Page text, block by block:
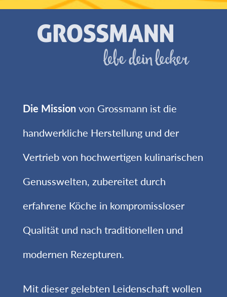
Die Missionvon Grossmann ist die
handwerkliche Herstellung und der
Vertrieb von hochwertigen kulinarischen
Genusswelten, zubereitet durch
erfahrene Köche in kompromissloser
Qualität und nach traditionellen und
modernen Rezepturen.
Mit dieser gelebten Leidenschaft wollen